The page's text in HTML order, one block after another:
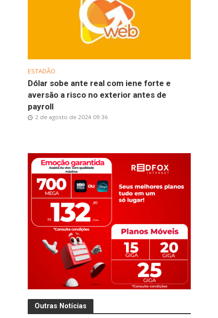
ESTADÃO
Dólar sobe ante real com iene forte e
aversão a risco no exterior antes de
payroll
2 de agosto de 2024 09:36
Outras Notícias